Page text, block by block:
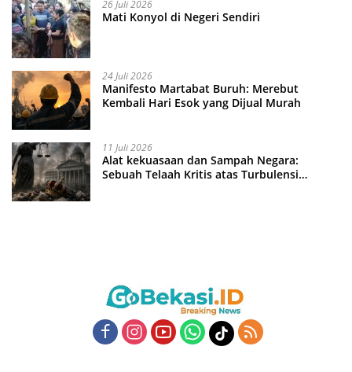
26 Juli 2026
Mati Konyol di Negeri Sendiri
24 Juli 2026
Manifesto Martabat Buruh: Merebut
Kembali Hari Esok yang Dijual Murah
11 Juli 2026
Alat kekuasaan dan Sampah Negara:
Sebuah Telaah Kritis atas Turbulensi